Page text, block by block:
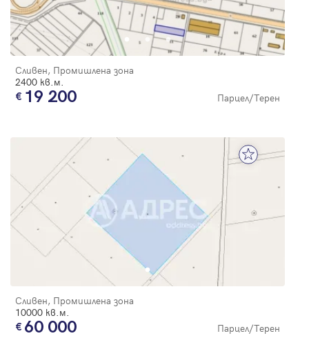
Сливен, Промишлена зона
2400 кв.м.
19 200 Парцел/Терен
Сливен, Промишлена зона
10000 кв.м.
60 000 Парцел/Терен